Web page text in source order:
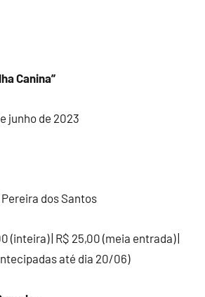
Canina”
junho de 2023
dos Santos
(inteira) | R$ 25,00 (meia entrada) |
até dia 20/06)